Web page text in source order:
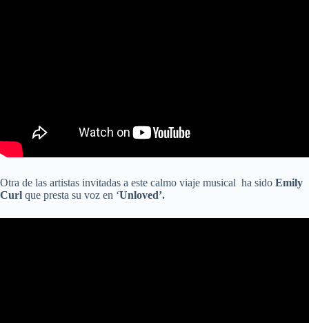
Otra de las artistas invitadas a este calmo viaje musical ha sido Emily
Curl que presta su voz en ‘Unloved’.